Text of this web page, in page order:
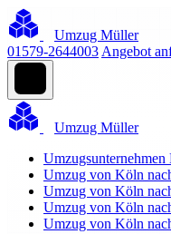
Umzug Müller
01579-2644003 Angebot
Umzug Müller
Umzugsunternehmen
Umzug von Köln
Umzug von Köln
Umzug von Köln
Umzug von Köln